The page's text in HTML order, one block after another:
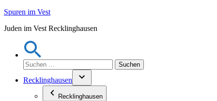
Zum
springen
Spuren im Vest
Juden im Vest Recklinghausen
Suchen
nach:
Recklinghausen
Recklinghausen